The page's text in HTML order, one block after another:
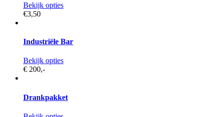
Bekijk opties
€3,50
Industriële Bar
Bekijk opties
€ 200,-
Drankpakket